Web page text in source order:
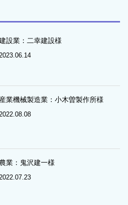
設業：二幸建設様
2023.06.14
産業機械製造業：小木曽製作所様
農業：鬼沢建一様
2022.07.23